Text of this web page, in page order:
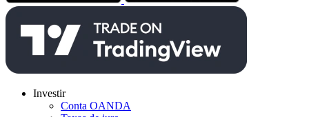
Investir
Conta OANDA